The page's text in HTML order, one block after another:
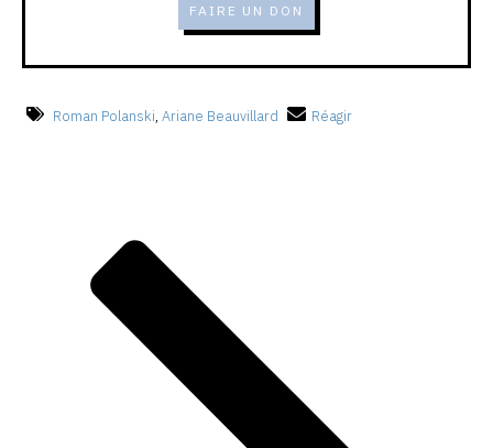
FAIRE UN DON
Roman Polanski, Ariane Beauvillard Réagir